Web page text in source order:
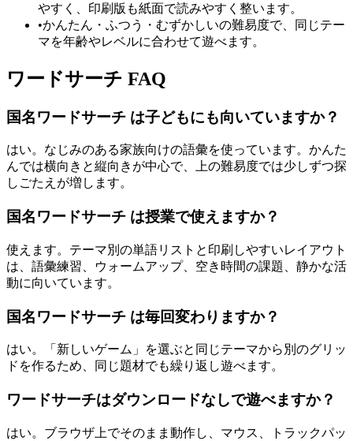
やすく、印刷版も紙面で読みやすく整います。
•かんたん・ふつう・むずかしいの難易度で、同じテー
マを年齢やレベルに合わせて遊べます。
ワードサーチ FAQ
国名ワードサーチ は子どもにも向いていますか？
はい。なじみのある家族向けの語彙を使っています。かんた
んでは横向きと縦向きが中心で、上の難易度では少しずつ探
しごたえが増します。
国名ワードサーチ は授業で使えますか？
使えます。テーマ別の単語リストと印刷しやすいレイアウト
は、語彙練習、ウォームアップ、空き時間の課題、静かな活
動に向いています。
国名ワードサーチ は毎回変わりますか？
はい。「新しいゲーム」を選ぶと同じテーマから別のグリッ
ドを作るため、同じ題材でも繰り返し遊べます。
ワードサーチはダウンロードなしで遊べますか？
はい。ブラウザ上でそのまま動作し、マウス、トラックパッ